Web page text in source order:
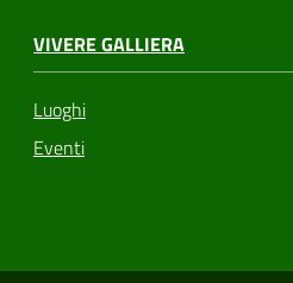
VIVERE GALLIERA
Luoghi
Eventi